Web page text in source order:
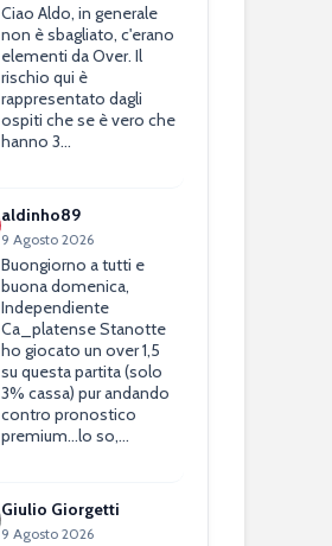
Ciao Aldo, in generale
non è sbagliato, c'erano
elementi da Over. Il
rischio qui è
rappresentato dagli
ospiti che se è vero che
hanno 3…
aldinho89
9 Agosto 2026
Buongiorno a tutti e
buona domenica,
Independiente
Ca_platense Stanotte
ho giocato un over 1,5
su questa partita (solo
3% cassa) pur andando
contro pronostico
premium...lo so,…
Giulio Giorgetti
9 Agosto 2026